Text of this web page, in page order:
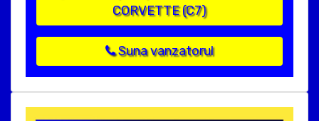
CORVETTE (C7)
Suna vanzatorul